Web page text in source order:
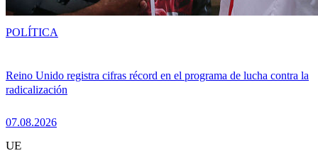
Reino Unido registra cifras récord en el programa de lucha contra la
radicalización
07.08.2026
POLÍTICA
UE